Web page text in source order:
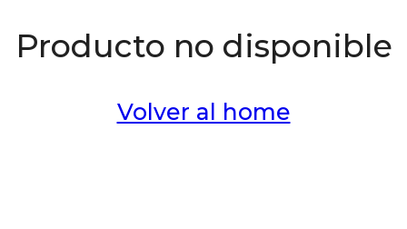
Producto no disponible
Volver al home